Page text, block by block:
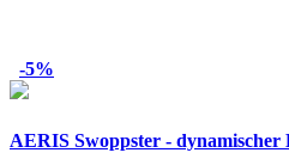
-5%
AERIS Swoppster -